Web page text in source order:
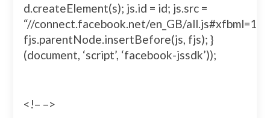
d.createElement(s); js.id = id; js.src =
“//connect.facebook.net/en_GB/
fjs.parentNode.insertBefore(js, fjs); }
(document, ‘script’, ‘facebook-jssdk’));
<!– –>